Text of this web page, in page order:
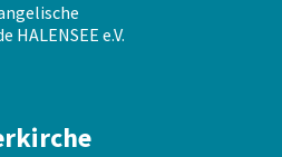
HALENSEE e.V.